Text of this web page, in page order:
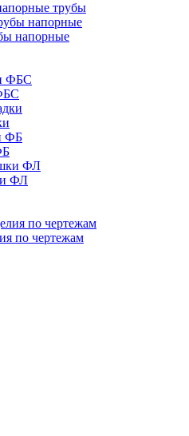
трубы
напорные
ФЛ
по чертежам